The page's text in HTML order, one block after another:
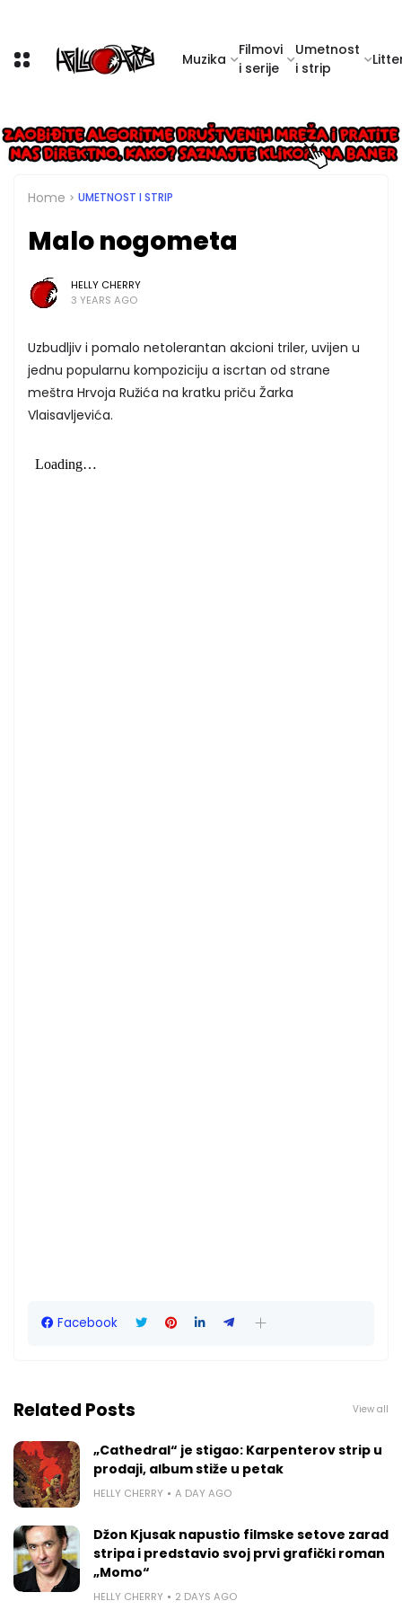
Muzika
Filmovi
i serije
Umetnost
i strip
Home UMETNOST I STRIP
Malo nogometa
HELLY CHERRY
3 YEARS AGO
Uzbudljiv i pomalo netolerantan akcioni triler, uvijen u
jednu popularnu kompoziciju a iscrtan od strane
meštra Hrvoja Ružića na kratku priču Žarka
Vlaisavljevića.
Facebook
Related Posts View all
„Cathedral“ je stigao: Karpenterov strip u
prodaji, album stiže u petak
HELLY CHERRY A DAY AGO
Džon Kjusak napustio filmske setove zarad
stripa i predstavio svoj prvi grafički roman
„Momo“
HELLY CHERRY 2 DAYS AGO